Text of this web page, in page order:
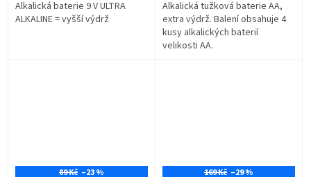
Alkalická baterie 9 V ULTRA
ALKALINE = vyšší výdrž
Alkalická tužková baterie AA,
extra výdrž. Balení obsahuje 4
kusy alkalických baterií
velikosti AA.
89 Kč –23 % 169 Kč –29 %